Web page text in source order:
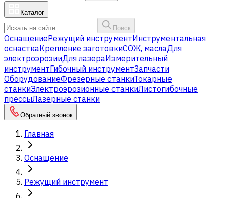
Каталог
Поиск
ОснащениеРежущий инструментИнструментальная
оснасткаКрепление заготовкиСОЖ, маслаДля
электроэрозииДля лазераИзмерительный
инструментГибочный инструментЗапчасти
ОборудованиеФрезерные станкиТокарные
станкиЭлектроэрозионные станкиЛистогибочные
прессыЛазерные станки
Обратный звонок
Главная
Оснащение
Режущий инструмент